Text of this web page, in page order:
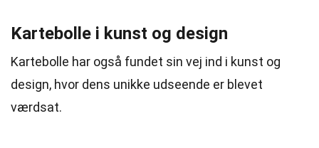
Kartebolle i kunst og design
Kartebolle har også fundet sin vej ind i kunst og
design, hvor dens unikke udseende er blevet
værdsat.